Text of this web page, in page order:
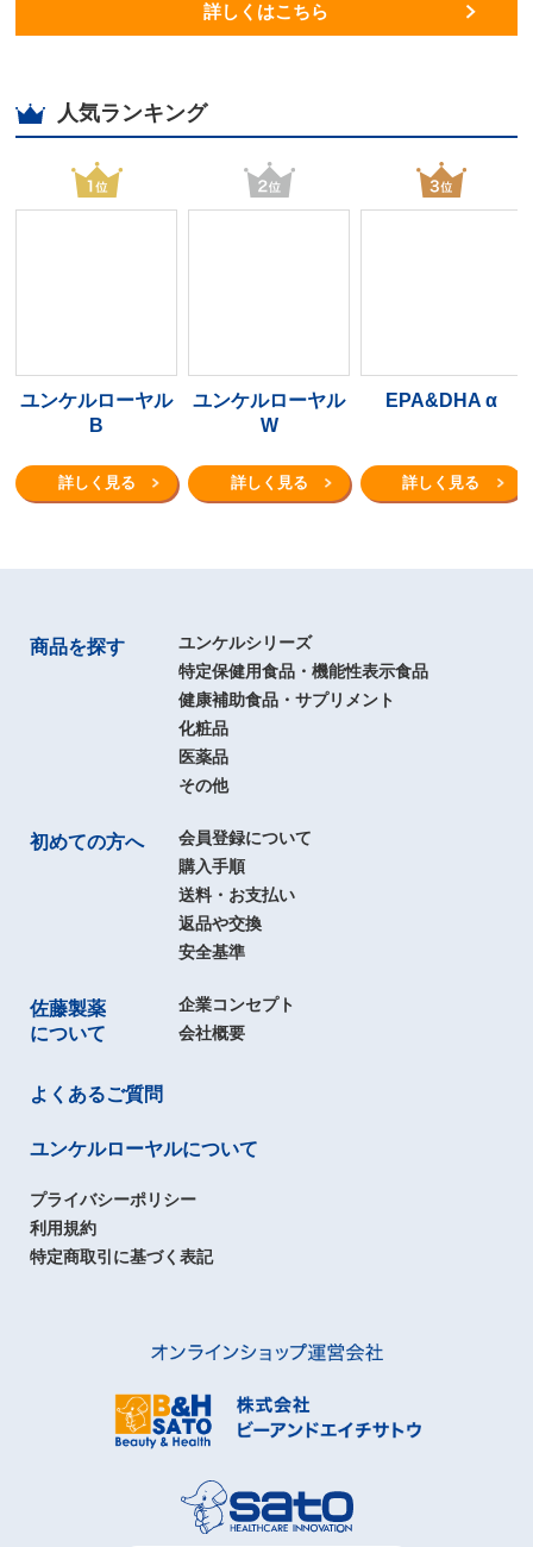
詳しくはこちら
人気ランキング
ユンケルローヤル
B
詳しく見る
ユンケルローヤル
W
詳しく見る
EPA&DHA α
詳しく見る
商品を探す
ユンケルシリーズ
特定保健用食品・機能性表示食品
健康補助食品・サプリメント
化粧品
医薬品
その他
初めての方へ
会員登録について
購入手順
送料・お支払い
返品や交換
安全基準
佐藤製薬
について
企業コンセプト
会社概要
よくあるご質問
ユンケルローヤルについて
プライバシーポリシー
利用規約
特定商取引に基づく表記